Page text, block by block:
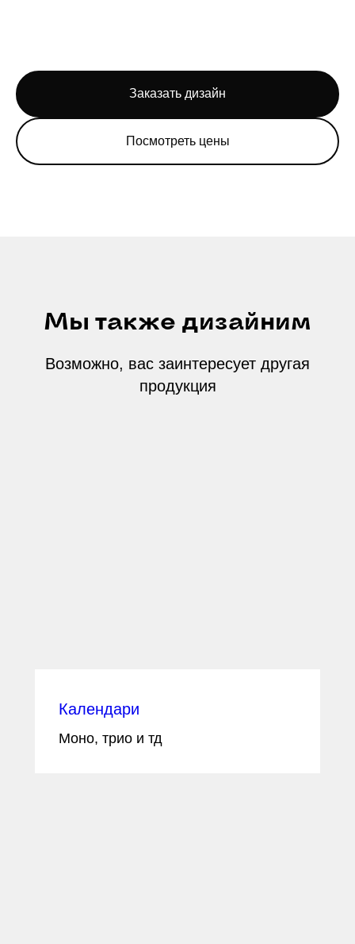
Заказать дизайн
Посмотреть цены
Мы также дизайним
Возможно, вас заинтересует другая
продукция
Календари
Моно, трио и тд